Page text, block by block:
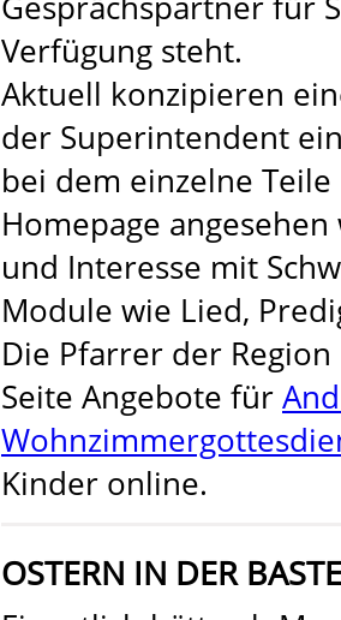
Verfügung steht.
Aktuell konzipieren
der Superintendent
bei dem einzelne
Homepage
und Interesse mit
Module wie Lied,
Die Pfarrer der
Seite Angebote für
Kinder online.
OSTERN IN DER